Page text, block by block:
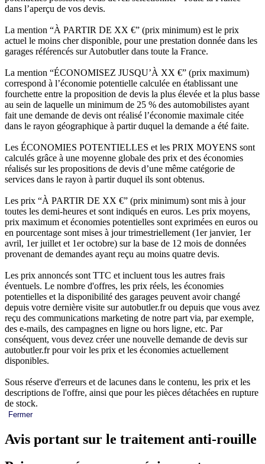
dans l’aperçu de vos devis.
La mention “À PARTIR DE XX €” (prix minimum) est le prix
actuel le moins cher disponible, pour une prestation donnée dans les
garages référencés sur Autobutler dans toute la France.
La mention “ÉCONOMISEZ JUSQU’À XX €” (prix maximum)
correspond à l’économie potentielle calculée en établissant une
fourchette entre la proposition de devis la plus élevée et la plus basse
au sein de laquelle un minimum de 25 % des automobilistes ayant
fait une demande de devis ont réalisé l’économie maximale citée
dans le rayon géographique à partir duquel la demande a été faite.
Les ÉCONOMIES POTENTIELLES et les PRIX MOYENS sont
calculés grâce à une moyenne globale des prix et des économies
réalisés sur les propositions de devis d’une même catégorie de
services dans le rayon à partir duquel ils sont obtenus.
Les prix “À PARTIR DE XX €” (prix minimum) sont mis à jour
toutes les demi-heures et sont indiqués en euros. Les prix moyens,
prix maximum et économies potentielles sont exprimées en euros ou
en pourcentage sont mises à jour trimestriellement (1er janvier, 1er
avril, 1er juillet et 1er octobre) sur la base de 12 mois de données
provenant de demandes ayant reçu au moins quatre devis.
Les prix annoncés sont TTC et incluent tous les autres frais
éventuels. Le nombre d'offres, les prix réels, les économies
potentielles et la disponibilité des garages peuvent avoir changé
depuis votre dernière visite sur autobutler.fr ou depuis que vous avez
reçu des communications marketing de notre part via, par exemple,
des e-mails, des campagnes en ligne ou hors ligne, etc. Par
conséquent, vous devez créer une nouvelle demande de devis sur
autobutler.fr pour voir les prix et les économies actuellement
disponibles.
Sous réserve d'erreurs et de lacunes dans le contenu, les prix et les
descriptions de l'offre, ainsi que pour les pièces détachées en rupture
de stock.
Fermer
Avis portant sur le traitement anti-rouille